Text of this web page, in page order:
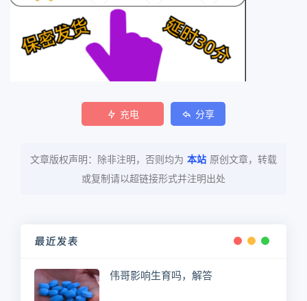
充电 分享
文章版权声明：除非注明，否则均为 本站 原创文章，转载
或复制请以超链接形式并注明出处
最近发表
伟哥影响生育吗，解答